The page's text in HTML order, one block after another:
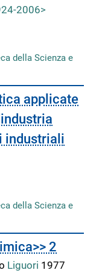
2006>
della Scienza e
applicate
industriali
della Scienza e
2
Liguori 1977